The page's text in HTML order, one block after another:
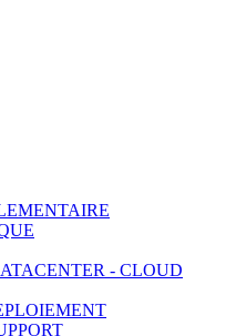
- CLOUD